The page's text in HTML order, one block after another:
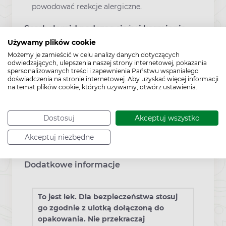
Używamy plików cookie
Możemy je zamieścić w celu analizy danych dotyczących
odwiedzających, ulepszenia naszej strony internetowej, pokazania
spersonalizowanych treści i zapewnienia Państwu wspaniałego
doświadczenia na stronie internetowej. Aby uzyskać więcej informacji
na temat plików cookie, których używamy, otwórz ustawienia.
Dostosuj Akceptuj wszystko
Akceptuj niezbędne
powodować reakcje alergiczne.
Scorbolamid podczas ciąży i karmienia
piersią
Jeśli pacjentka jest w ciąży lub karmi
piersią, przypuszcza, że może być w ciąży
lub gdy planuje mieć dziecko, powinna
zastosowaniem tego leku.
Lek jest przeciwwskazany u kobiet w
okresie ciąży i karmienia piersią.
Dodatkowe informacje
To jest lek. Dla bezpieczeństwa stosuj
go zgodnie z ulotką dołączoną do
opakowania. Nie przekraczaj